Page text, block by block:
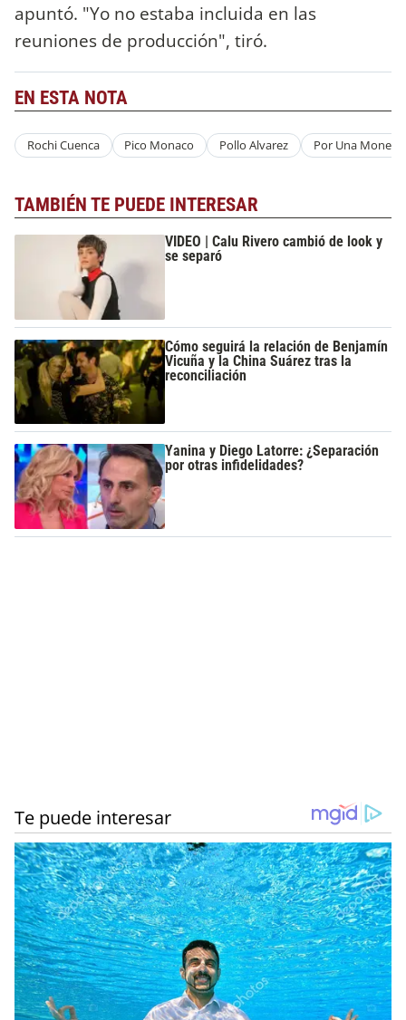
apuntó. "Yo no estaba incluida en las
reuniones de producción", tiró.
EN ESTA NOTA
Rochi Cuenca Pico Monaco Pollo Alvarez Por Una Moneda
TAMBIÉN TE PUEDE INTERESAR
VIDEO | Calu Rivero cambió de look y
se separó
Cómo seguirá la relación de Benjamín
Vicuña y la China Suárez tras la
reconciliación
Yanina y Diego Latorre: ¿Separación
por otras infidelidades?